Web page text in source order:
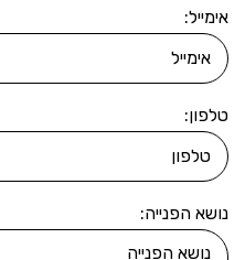
אימייל:
טלפון:
נושא הפנייה: